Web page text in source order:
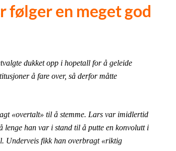
følger en meget god
dukket opp i hopetall for å geleide
å fare over, så derfor måtte
«overtalt» til å stemme. Lars var imidlertid
lenge han var i stand til å putte en konvolutt i
Underveis fikk han overbragt «riktig